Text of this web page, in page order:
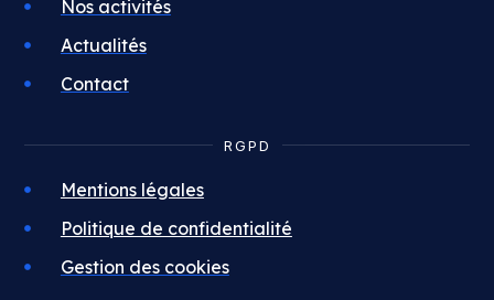
Nos activités
Actualités
Contact
RGPD
Mentions légales
Politique de confidentialité
Gestion des cookies